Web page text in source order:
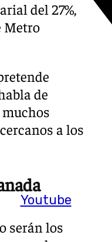
Youtube
del 27%,
Metro
de
muchos
a los
serán los